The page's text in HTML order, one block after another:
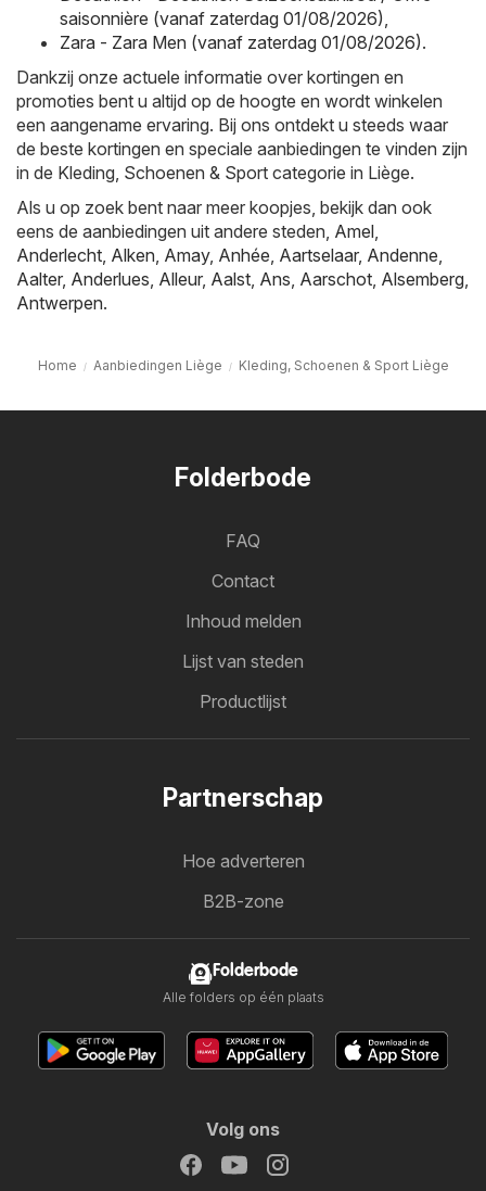
saisonnière (vanaf zaterdag 01/08/2026),
Zara - Zara Men (vanaf zaterdag 01/08/2026).
Dankzij onze actuele informatie over kortingen en
promoties bent u altijd op de hoogte en wordt winkelen
een aangename ervaring. Bij ons ontdekt u steeds waar
de beste kortingen en speciale aanbiedingen te vinden zijn
in de Kleding, Schoenen & Sport categorie in Liège.
Als u op zoek bent naar meer koopjes, bekijk dan ook
eens de aanbiedingen uit andere steden, Amel,
Anderlecht, Alken, Amay, Anhée, Aartselaar, Andenne,
Aalter, Anderlues, Alleur, Aalst, Ans, Aarschot, Alsemberg,
Antwerpen.
Home Aanbiedingen Liège Kleding, Schoenen & Sport Liège
Folderbode
FAQ
Contact
Inhoud melden
Lijst van steden
Productlijst
Partnerschap
Hoe adverteren
B2B-zone
Folderbode
Alle folders op één plaats
Volg ons